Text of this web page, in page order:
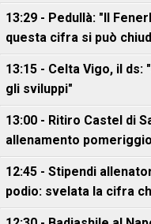
13:29 - Pedullà: "Il
questa cifra si può
13:15 - Celta Vigo, il
gli sviluppi"
13:00 - Ritiro Castel di
allenamento pomeriggio
12:45 - Stipendi
podio: svelata la cifra